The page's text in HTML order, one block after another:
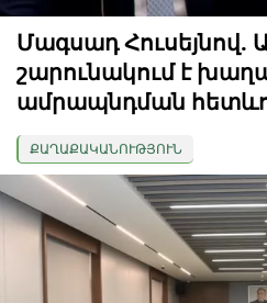
Մագսադ Հուսեյնով.
շարունակում է
ամրապնդման
ՔԱՂԱՔԱԿԱՆՈՒԹՅՈՒՆ